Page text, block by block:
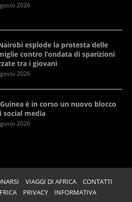
2026
esplode la protesta delle
contro l’ondata di sparizioni
tra i giovani
2026
è in corso un nuovo blocco
social media
2026
VIAGGI DI AFRICA
CONTATTI
PRIVACY INFORMATIVA